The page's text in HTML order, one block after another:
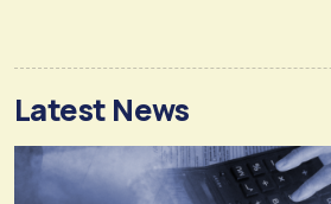
Latest News